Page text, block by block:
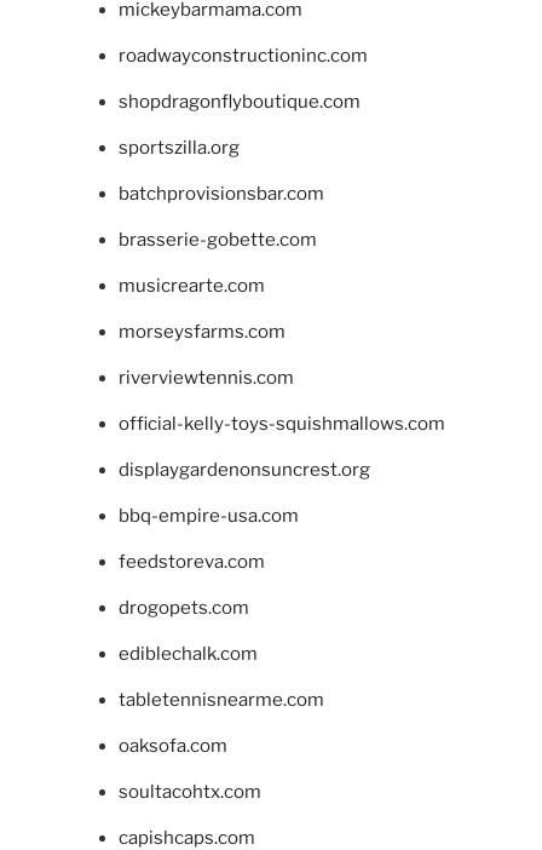
mickeybarmama.com
roadwayconstructioninc.com
shopdragonflyboutique.com
sportszilla.org
batchprovisionsbar.com
brasserie-gobette.com
musicrearte.com
morseysfarms.com
riverviewtennis.com
official-kelly-toys-squishmallows.com
displaygardenonsuncrest.org
bbq-empire-usa.com
feedstoreva.com
drogopets.com
ediblechalk.com
tabletennisnearme.com
oaksofa.com
soultacohtx.com
capishcaps.com